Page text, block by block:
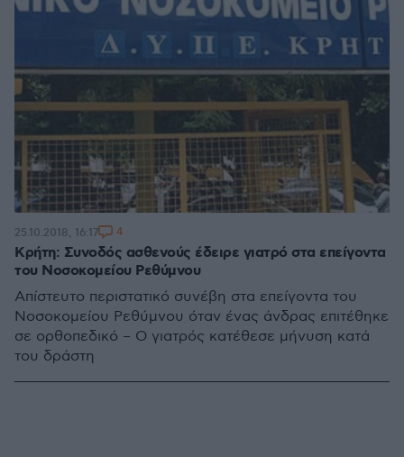
Κρήτη: Συνοδός ασθενούς έδειρε γιατρό στα επείγοντα
του Νοσοκομείου Ρεθύμνου
Απίστευτο περιστατικό συνέβη στα επείγοντα του
Νοσοκομείου Ρεθύμνου όταν ένας άνδρας επιτέθηκε
σε ορθοπεδικό – Ο γιατρός κατέθεσε μήνυση κατά
του δράστη
25.10.2018, 16:17 4